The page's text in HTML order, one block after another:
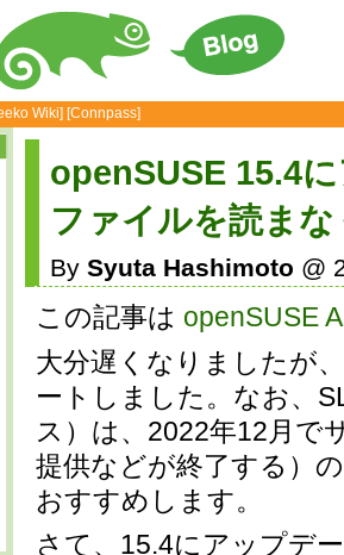
Wiki] [Connpass]
openSUSE 15.4
ファイルを読ま
By Syuta Hashimoto @
この記事は openSUSE
大分遅くなりましたが
ートしました。なお、
ス）は、2022年12月で
提供などが終了する）
おすすめします。
さて、15.4にアップデ